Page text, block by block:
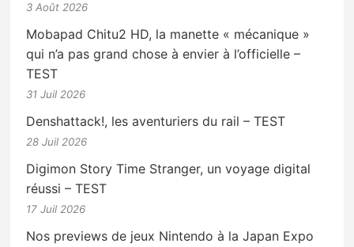
3 Août 2026
Mobapad Chitu2 HD, la manette « mécanique »
qui n’a pas grand chose à envier à l’officielle –
TEST
31 Juil 2026
Denshattack!, les aventuriers du rail – TEST
28 Juil 2026
Digimon Story Time Stranger, un voyage digital
réussi – TEST
17 Juil 2026
Nos previews de jeux Nintendo à la Japan Expo